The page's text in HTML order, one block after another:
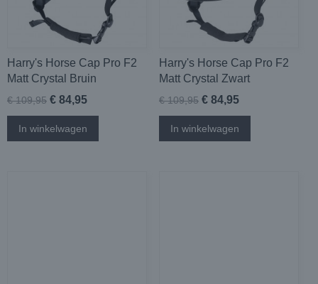
Harry's Horse Cap Pro F2
Matt Crystal Bruin
€ 109,95 € 84,95
In winkelwagen
Harry's Horse Cap Pro F2
Matt Crystal Zwart
€ 109,95 € 84,95
In winkelwagen